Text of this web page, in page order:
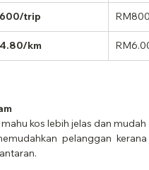
trip RM800
km
kos lebih jelas dan mudah
pelanggan